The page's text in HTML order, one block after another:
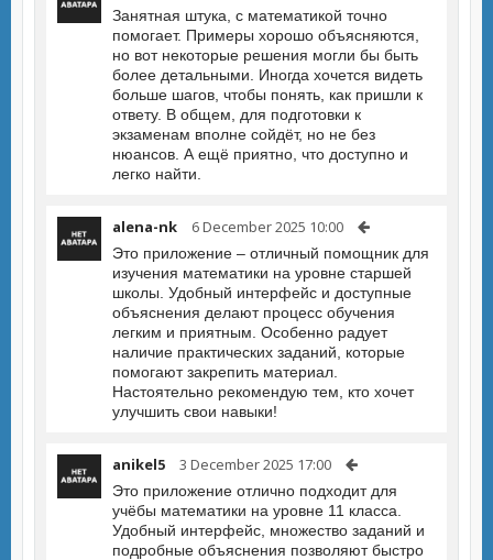
Занятная штука, с математикой точно
помогает. Примеры хорошо объясняются,
но вот некоторые решения могли бы быть
более детальными. Иногда хочется видеть
больше шагов, чтобы понять, как пришли к
ответу. В общем, для подготовки к
экзаменам вполне сойдёт, но не без
нюансов. А ещё приятно, что доступно и
легко найти.
alena-nk 6 December 2025 10:00
Это приложение – отличный помощник для
изучения математики на уровне старшей
школы. Удобный интерфейс и доступные
объяснения делают процесс обучения
легким и приятным. Особенно радует
наличие практических заданий, которые
помогают закрепить материал.
Настоятельно рекомендую тем, кто хочет
улучшить свои навыки!
anikel5 3 December 2025 17:00
Это приложение отлично подходит для
учёбы математики на уровне 11 класса.
Удобный интерфейс, множество заданий и
подробные объяснения позволяют быстро